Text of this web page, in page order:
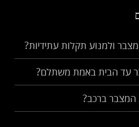
ולמנוע תקלות עתידיות?
עד הבית באמת משתלם?
המצבר ברכב?